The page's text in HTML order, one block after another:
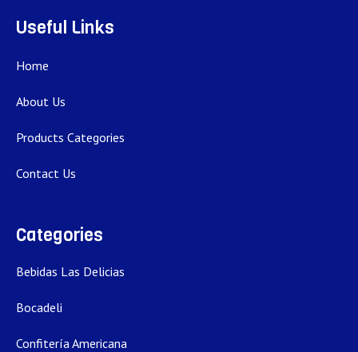
Useful Links
Home
About Us
Products Categories
Contact Us
Categories
Bebidas Las Delicias
Bocadeli
Confitería Americana